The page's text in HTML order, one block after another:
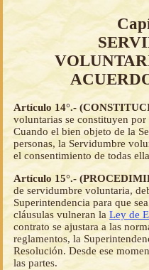
Artículo 14°.-
voluntarias se constituyen
Cuando el bien objeto de la
personas, la Servidumbre
el consentimiento de todas
Artículo 15°.-
de servidumbre voluntaria,
Superintendencia para que
cláusulas vulneran la Ley de
contrato se ajustara a las
reglamentos, la
Resolución. Desde ese
las partes.